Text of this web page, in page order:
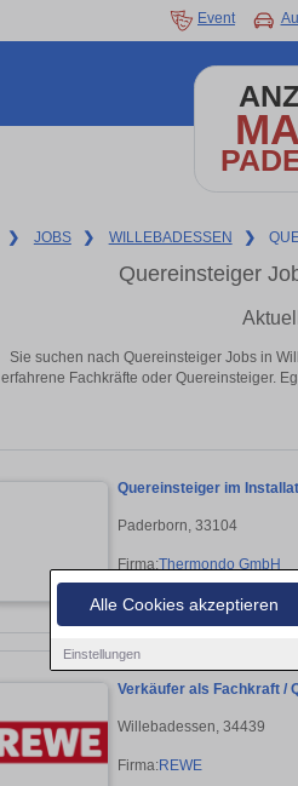
Alle Cookies akzeptieren
Einstellungen
Event
❯ JOBS ❯ WILLEBADESSEN ❯
Quereinsteiger
Sie suchen nach Quereinsteiger Jobs in
erfahrene Fachkräfte oder Quereinsteiger.
Quereinsteiger im
Paderborn, 33104
Firma:Thermondo GmbH
Verkäufer als Fachkraft /
Willebadessen, 34439
Firma:REWE